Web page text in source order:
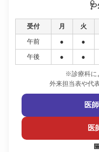
受付 月 火
午前 ● ●
午後 ● ●
※診療科に
外来担当表や代
医
医